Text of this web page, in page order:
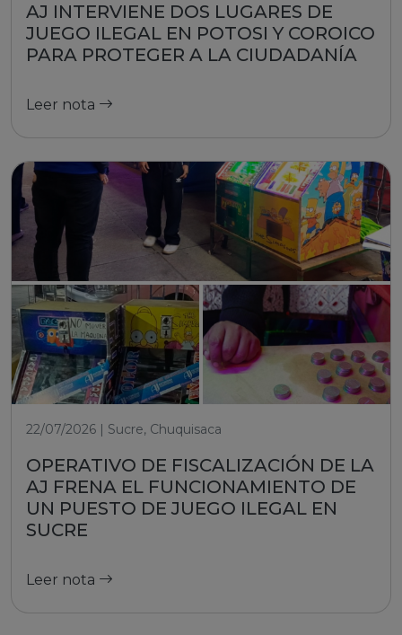
AJ INTERVIENE DOS LUGARES DE
JUEGO ILEGAL EN POTOSI Y COROICO
PARA PROTEGER A LA CIUDADANÍA
Leer nota
22/07/2026 | Sucre, Chuquisaca
OPERATIVO DE FISCALIZACIÓN DE LA
AJ FRENA EL FUNCIONAMIENTO DE
UN PUESTO DE JUEGO ILEGAL EN
SUCRE
Leer nota